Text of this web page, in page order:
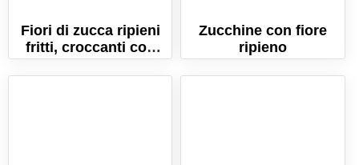
Fiori di zucca ripieni
fritti, croccanti con
cuore filante! La
ricetta perfetta.
Zucchine con fiore
ripieno